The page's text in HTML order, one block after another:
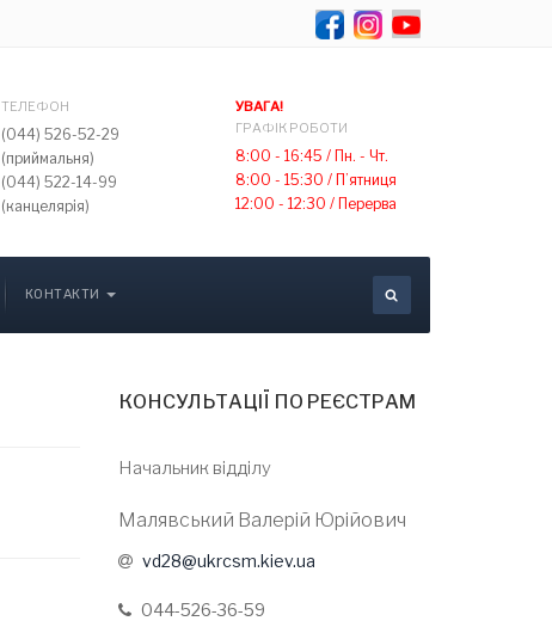
ТЕЛЕФОН
(044) 526-52-29
(приймальня)
(044) 522-14-99
(канцелярія)
УВАГА!
ГРАФІК РОБОТИ
8:00 - 16:45 / Пн. - Чт.
8:00 - 15:30 / П’ятниця
12:00 - 12:30 / Перерва
КОНТАКТИ
КОНСУЛЬТАЦІЇ ПО РЕЄСТРАМ
Начальник відділу
Малявський Валерій Юрійович
vd28@ukrcsm.kiev.ua
044-526-36-59